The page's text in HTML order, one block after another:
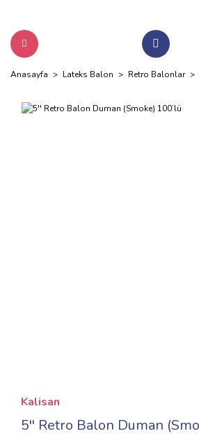
Anasayfa Lateks Balon Retro Balonlar
Kalisan
5'' Retro Balon Duman